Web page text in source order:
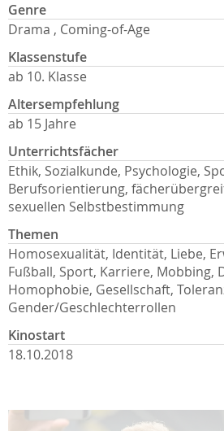
Genre
Drama , Coming-of-Age
Klassenstufe
ab 10. Klasse
Altersempfehlung
ab 15 Jahre
Unterrichtsfächer
Ethik, Sozialkunde, Psychologie,
Berufsorientierung,
sexuellen Selbstbestimmung
Themen
Homosexualität, Identität, Liebe,
Fußball, Sport, Karriere, Mobbing,
Homophobie, Gesellschaft,
Gender/Geschlechterrollen
Kinostart
18.10.2018